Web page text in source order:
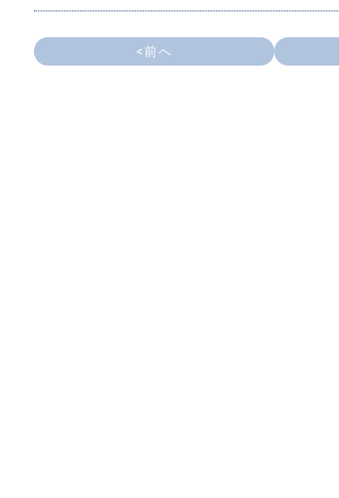
<前へ